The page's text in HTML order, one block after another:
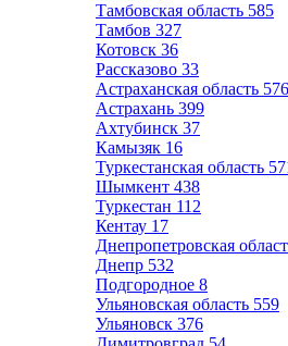
Тамбовская область 585
Тамбов 327
Котовск 36
Рассказово 33
Астраханская область 576
Астрахань 399
Ахтубинск 37
Камызяк 16
Туркестанская область
Шымкент 438
Туркестан 112
Кентау 17
Днепропетровская
Днепр 532
Подгородное 8
Ульяновская область 559
Ульяновск 376